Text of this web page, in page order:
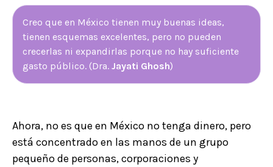
Creo que en México tienen muy buenas ideas,
tienen esquemas excelentes, pero no pueden
crecerlas ni expandirlas porque no hay suficiente
gasto público. (Dra. Jayati Ghosh)
Ahora, no es que en México no tenga dinero, pero
está concentrado en las manos de un grupo
pequeño de personas, corporaciones y